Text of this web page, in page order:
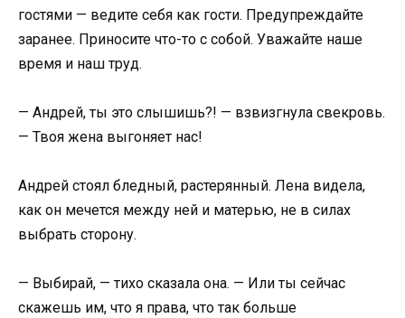
гостями — ведите себя как гости. Предупреждайте
заранее. Приносите что-то с собой. Уважайте наше
время и наш труд.
— Андрей, ты это слышишь?! — взвизгнула свекровь.
— Твоя жена выгоняет нас!
Андрей стоял бледный, растерянный. Лена видела,
как он мечется между ней и матерью, не в силах
выбрать сторону.
— Выбирай, — тихо сказала она. — Или ты сейчас
скажешь им, что я права, что так больше